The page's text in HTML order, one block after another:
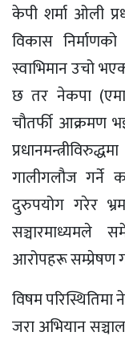
केपी शर्मा ओली
विकास
स्वाभिमान उचो
छ तर नेकपा
चौतर्फी आक्रमण
गालीगलौज गर्ने
दुरुपयोग गरेर
सञ्चारमाध्यमले
आरोपहरू सम्प्रेषण
विषम
जरा अभियान